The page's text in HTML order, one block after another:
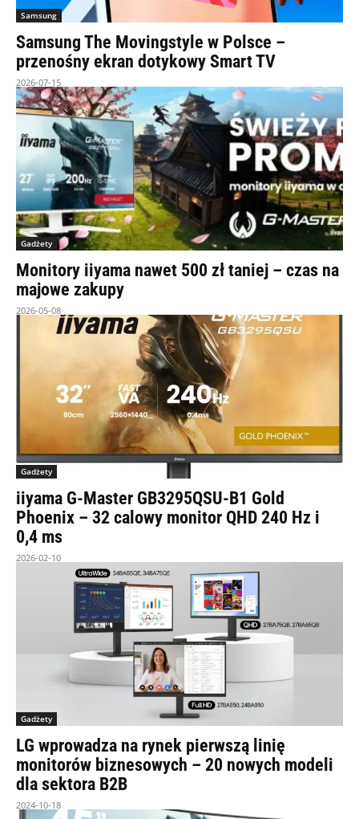
Samsung
Samsung The Movingstyle w Polsce –
przenośny ekran dotykowy Smart TV
2026-07-15
Gadżety
Monitory iiyama nawet 500 zł taniej – czas na
majowe zakupy
2026-05-08
Gadżety
iiyama G-Master GB3295QSU-B1 Gold
Phoenix – 32 calowy monitor QHD 240 Hz i
0,4 ms
2026-02-10
Gadżety
LG wprowadza na rynek pierwszą linię
monitorów biznesowych – 20 nowych modeli
dla sektora B2B
2024-10-18